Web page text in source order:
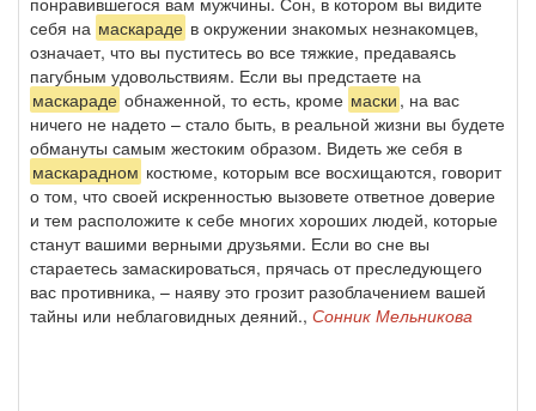
себя на маскараде в окружении знакомых незнакомцев,
означает, что вы пуститесь во все тяжкие, предаваясь
пагубным удовольствиям. Если вы предстаете на
маскараде обнаженной, то есть, кроме маски , на вас
ничего не надето – стало быть, в реальной жизни вы будете
обмануты самым жестоким образом. Видеть же себя в
маскарадном костюме, которым все восхищаются, говорит
о том, что своей искренностью вызовете ответное доверие
и тем расположите к себе многих хороших людей, которые
станут вашими верными друзьями. Если во сне вы
стараетесь замаскироваться, прячась от преследующего
вас противника, – наяву это грозит разоблачением вашей
тайны или неблаговидных деяний., Сонник Мельникова